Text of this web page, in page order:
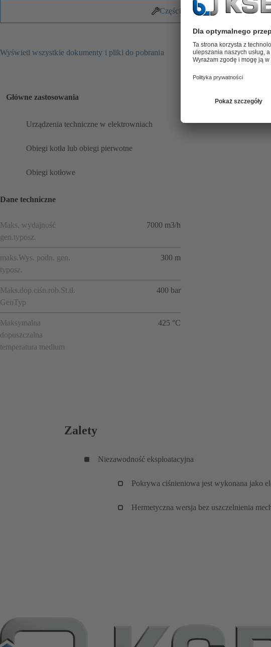
Części zamienne
Wyświetl wszystkie dokumenty i pliki do pobrania
Główne zastosowania
Urządzenia techniczne w elektrowniach
Obiegi kotła lub obiegi pierwotne
Obiegi kotłowe
Dane techniczne
Maks. wydajność
gen.typosz.
7000 m3/h
maks.Wys. podn. gen.
typosz.
300 m
Maks.dop.ciśn.rob.St.tł.
GenTyp
400 bar
Maksymalna
dopuszczalna
temperatura medium
425 °C
Zalety
Niezawodność eksploatacyjna
Pokrywa ciśnieniowa jest wykonana jako
Hermetyczna wersja bez uszczelnienia